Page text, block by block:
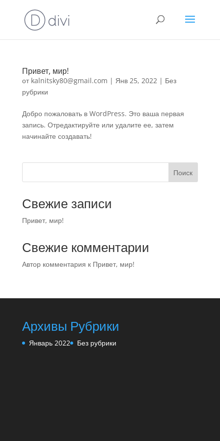
Привет, мир!
от kalnitsky80@gmail.com | Янв 25, 2022| Без
рубрики
Добро пожаловать в WordPress. Это ваша первая
запись. Отредактируйте или удалите ее, затем
начинайте создавать!
Поиск
Свежие записи
Привет, мир!
Свежие комментарии
Автор комментария к Привет, мир!
Архивы
Январь 2022
Рубрики
Без рубрики